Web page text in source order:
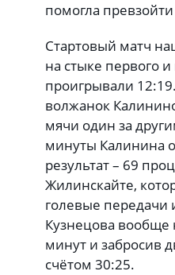
помогла
Стартовый матч
на стыке первого
проигрывали
волжанок
мячи один за
минуты Калинина
результат – 69
Жилинскайте,
голевые передачи
Кузнецова вообще
минут и забросив
счётом 30:25.